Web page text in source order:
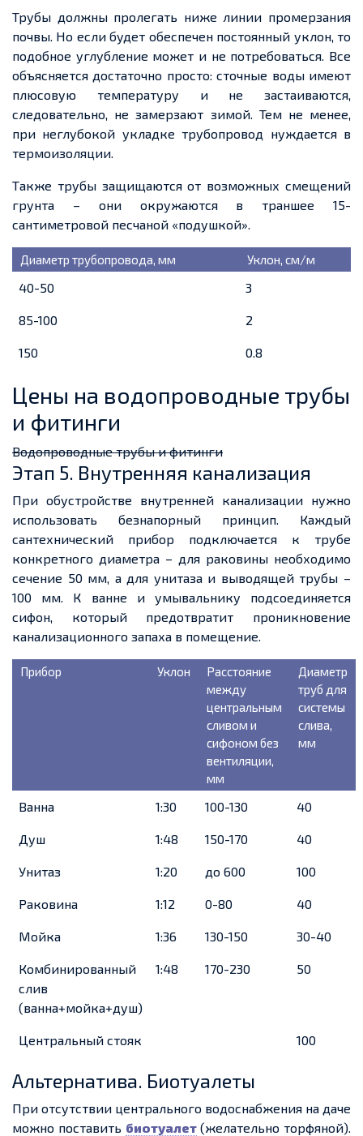
Трубы должны пролегать ниже линии промерзания
почвы. Но если будет обеспечен постоянный уклон, то
подобное углубление может и не потребоваться. Все
объясняется достаточно просто: сточные воды имеют
плюсовую температуру и не застаиваются,
следовательно, не замерзают зимой. Тем не менее,
при неглубокой укладке трубопровод нуждается в
термоизоляции.
Также трубы защищаются от возможных смещений
грунта – они окружаются в траншее 15-
сантиметровой песчаной «подушкой».
Диаметр трубопровода, мм Уклон, см/м
40-50 3
85-100 2
150 0.8
Цены на водопроводные трубы
и фитинги
Водопроводные трубы и фитинги
Этап 5. Внутренняя канализация
При обустройстве внутренней канализации нужно
использовать безнапорный принцип. Каждый
сантехнический прибор подключается к трубе
конкретного диаметра – для раковины необходимо
сечение 50 мм, а для унитаза и выводящей трубы –
100 мм. К ванне и умывальнику подсоединяется
сифон, который предотвратит проникновение
канализационного запаха в помещение.
Прибор Уклон
Расстояние
между
центральным
сливом и
сифоном без
вентиляции,
мм
Диаметр
труб для
системы
слива,
мм
Ванна 1:30 100-130 40
Душ 1:48 150-170 40
Унитаз 1:20 до 600 100
Раковина 1:12 0-80 40
Мойка 1:36 130-150 30-40
Комбинированный
слив
(ванна+мойка+душ)
1:48 170-230 50
Центральный стояк 100
Альтернатива. Биотуалеты
При отсутствии центрального водоснабжения на даче
можно поставить биотуалет(желательно торфяной).